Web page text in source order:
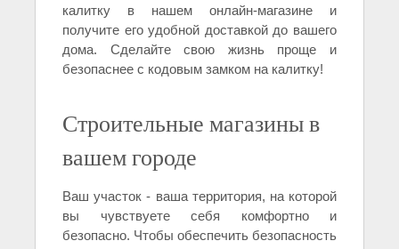
калитку в нашем онлайн-магазине и
получите его удобной доставкой до вашего
дома. Сделайте свою жизнь проще и
безопаснее с кодовым замком на калитку!
Строительные магазины в
вашем городе
Ваш участок - ваша территория, на которой
вы чувствуете себя комфортно и
безопасно. Чтобы обеспечить безопасность